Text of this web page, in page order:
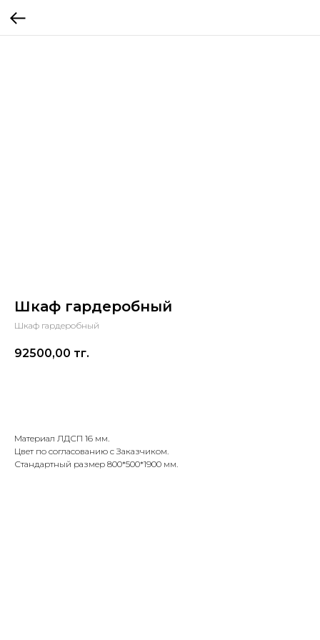
Шкаф гардеробный
Шкаф гардеробный
92500,00 тг.
Материал ЛДСП 16 мм.
Цвет по согласованию с Заказчиком.
Стандартный размер 800*500*1900 мм.